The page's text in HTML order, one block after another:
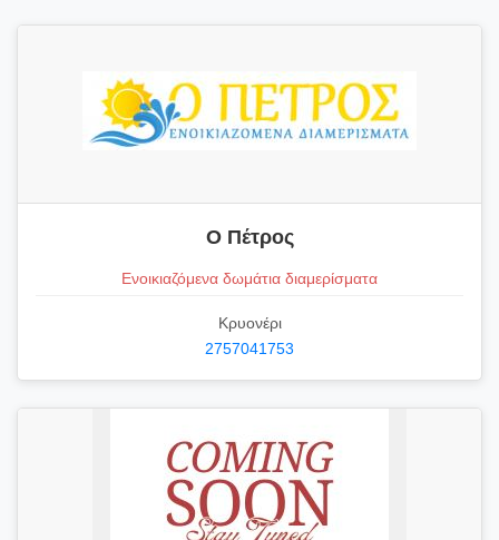
Ο Πέτρος
Ενοικιαζόμενα δωμάτια διαμερίσματα
Κρυονέρι
2757041753